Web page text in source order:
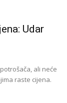
Udar
ali neće
raste cijena.